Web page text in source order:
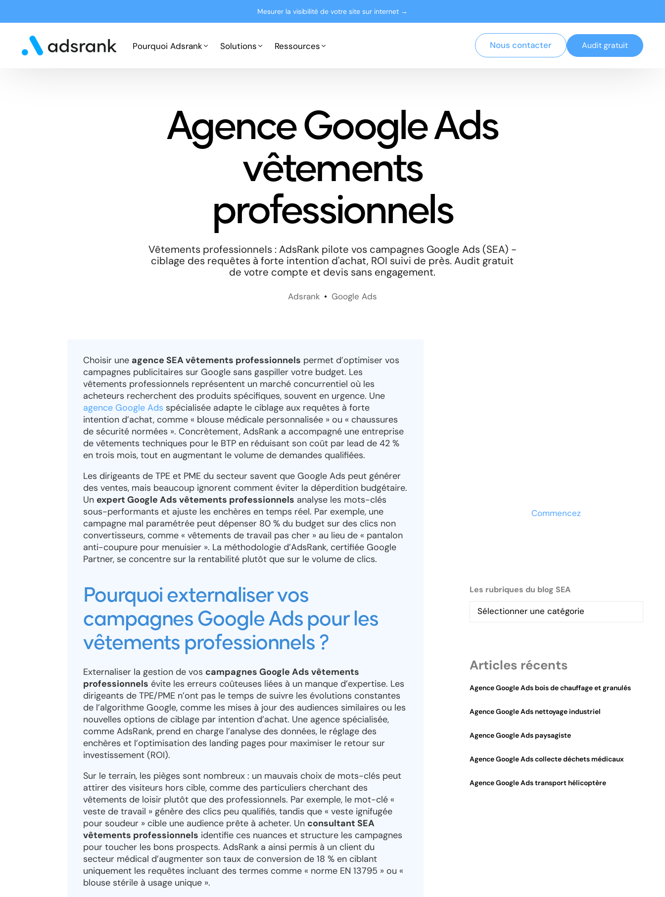
Mesurer la visibilité de votre site sur internet →
Pourquoi Adsrank
Expertises
Cas clients
Solutions
Microsoft Advertising
Ressources
Presse
Le blog
Nous contacter Audit gratuit
Agence Google Ads
vêtements
professionnels
Vêtements professionnels : AdsRank pilote vos campagnes Google Ads (SEA) -
ciblage des requêtes à forte intention d'achat, ROI suivi de près. Audit gratuit
de votre compte et devis sans engagement.
Adsrank Google Ads
Choisir une agence SEA vêtements professionnels permet d’optimiser vos
campagnes publicitaires sur Google sans gaspiller votre budget. Les
vêtements professionnels représentent un marché concurrentiel où les
acheteurs recherchent des produits spécifiques, souvent en urgence. Une
agence Google Ads spécialisée adapte le ciblage aux requêtes à forte
intention d’achat, comme « blouse médicale personnalisée » ou « chaussures
de sécurité normées ». Concrètement, AdsRank a accompagné une entreprise
de vêtements techniques pour le BTP en réduisant son coût par lead de 42 %
en trois mois, tout en augmentant le volume de demandes qualifiées.
Les dirigeants de TPE et PME du secteur savent que Google Ads peut générer
des ventes, mais beaucoup ignorent comment éviter la déperdition budgétaire.
Un expert Google Ads vêtements professionnels analyse les mots-clés
sous-performants et ajuste les enchères en temps réel. Par exemple, une
campagne mal paramétrée peut dépenser 80 % du budget sur des clics non
convertisseurs, comme « vêtements de travail pas cher » au lieu de « pantalon
anti-coupure pour menuisier ». La méthodologie d’AdsRank, certifiée Google
Partner, se concentre sur la rentabilité plutôt que sur le volume de clics.
Pourquoi externaliser vos
campagnes Google Ads pour les
vêtements professionnels ?
Externaliser la gestion de vos campagnes Google Ads vêtements
professionnels évite les erreurs coûteuses liées à un manque d’expertise. Les
dirigeants de TPE/PME n’ont pas le temps de suivre les évolutions constantes
de l’algorithme Google, comme les mises à jour des audiences similaires ou les
nouvelles options de ciblage par intention d’achat. Une agence spécialisée,
comme AdsRank, prend en charge l’analyse des données, le réglage des
enchères et l’optimisation des landing pages pour maximiser le retour sur
investissement (ROI).
Sur le terrain, les pièges sont nombreux : un mauvais choix de mots-clés peut
attirer des visiteurs hors cible, comme des particuliers cherchant des
vêtements de loisir plutôt que des professionnels. Par exemple, le mot-clé «
veste de travail » génère des clics peu qualifiés, tandis que « veste ignifugée
pour soudeur » cible une audience prête à acheter. Un consultant SEA
vêtements professionnels identifie ces nuances et structure les campagnes
pour toucher les bons prospects. AdsRank a ainsi permis à un client du
secteur médical d’augmenter son taux de conversion de 18 % en ciblant
uniquement les requêtes incluant des termes comme « norme EN 13795 » ou «
blouse stérile à usage unique ».
Commencez
Les rubriques du blog SEA
Articles récents
Agence Google Ads bois de chauffage et granulés
Agence Google Ads nettoyage industriel
Agence Google Ads paysagiste
Agence Google Ads collecte déchets médicaux
Agence Google Ads transport hélicoptère